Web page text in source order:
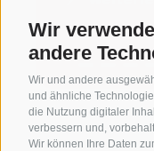
Wir
andere
Wir und andere
und ähnliche
die Nutzung digitaler
verbessern und,
Wir können Ihre Daten